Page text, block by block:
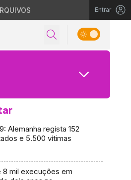
Entrar
Alemanha regista 152
e 5.500 vítimas
8 mil execuções em